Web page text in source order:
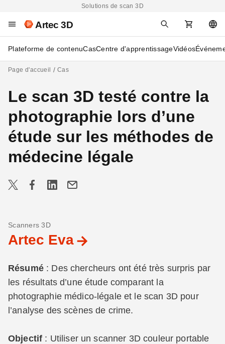
Solutions de scan 3D
Artec 3D
Plateforme de contenuCasCentre d'apprentissageVidéos
Page d'accueil Cas
Le scan 3D testé contre la
photographie lors d’une
étude sur les méthodes de
médecine légale
Scanners 3D
Artec Eva
Résumé : Des chercheurs ont été très surpris par
les résultats d’une étude comparant la
photographie médico-légale et le scan 3D pour
l’analyse des scènes de crime.
Objectif : Utiliser un scanner 3D couleur portable